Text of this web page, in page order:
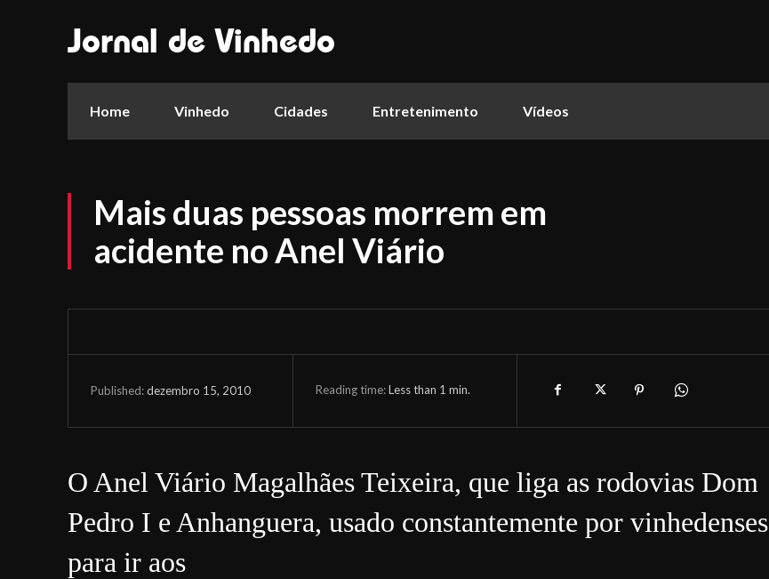
Jornal de Vinhedo
Home Vinhedo Cidades Entretenimento Vídeos
Mais duas pessoas morrem em
acidente no Anel Viário
Published:dezembro 15, 2010 Reading time:Less than 1 min.
O Anel Viário Magalhães Teixeira, que liga as rodovias Dom
Pedro I e Anhanguera, usado constantemente por vinhedenses
para ir aos